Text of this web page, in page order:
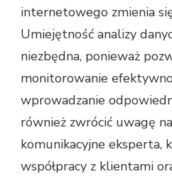
internetowego zmienia
Umiejętność analizy
niezbędna, ponieważ
monitorowanie
wprowadzanie
również zwrócić uwagę
komunikacyjne eksperta,
współpracy z klientami